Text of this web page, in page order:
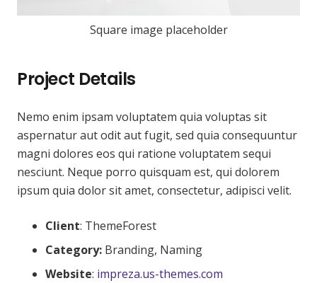
Square image placeholder
Project Details
Nemo enim ipsam voluptatem quia voluptas sit
aspernatur aut odit aut fugit, sed quia consequuntur
magni dolores eos qui ratione voluptatem sequi
nesciunt. Neque porro quisquam est, qui dolorem
ipsum quia dolor sit amet, consectetur, adipisci velit.
Client: ThemeForest
Category: Branding, Naming
Website: impreza.us-themes.com